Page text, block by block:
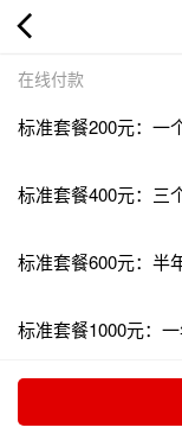
在线付款
标准套餐200元：一
标准套餐400元：三
标准套餐600元：半
标准套餐1000元：